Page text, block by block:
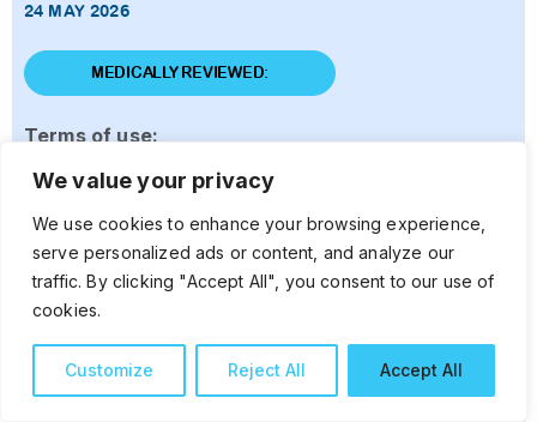
We value your privacy
We use cookies to enhance your browsing experience,
serve personalized ads or content, and analyze our
traffic. By clicking "Accept All", you consent to our use of
cookies.
Customize Reject All Accept All
24 MAY 2026
MEDICALLY REVIEWED:
Terms of use:
ဤအချက်အလက်များသည် ကျန်းမာရေးပညာပေး
ရည်ရွယ်ချက်ဖြင့်သာ ဖော်ပြထားခြင်းဖြစ်သောကြောင့်
ဆရာဝန်နှင့် ကျန်းမာရေးဝန်ထမ်းများ၏ ရောဂါရှာဖွေခြင်း၊
ကုထုံး၊ နှစ်သိမ့်ပညာပေးဆွေးနွေးခြင်းများအား အစားထိုးရန်
မသင့်ပါ။ မည်သည့်ဆေးဝါးကိုမဆို နားလည်တတ်ကျွမ်း
သည့် ကျန်းမာရေးဝန်ထမ်းများ၏ ညွှန်ကြားချက်ဖြင့်သာ
အသုံးပြုသင့်သည်။
သင်၏ကျန်းမာရေးပြဿနာများနှင့် ပတ်သက်၍ လိုအပ်ပါက